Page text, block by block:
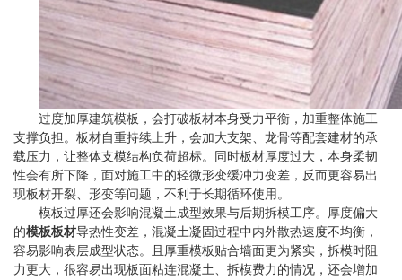
过度加厚建筑模板，会打破板材本身受力平衡，加重整体施工
支撑负担。板材自重持续上升，会加大支架、龙骨等配套建材的承
载压力，让整体支模结构负荷超标。同时板材厚度过大，本身柔韧
性会有所下降，面对施工中的轻微形变缓冲力变差，反而更容易出
现板材开裂、形变等问题，不利于长期循环使用。
模板过厚还会影响混凝土成型效果与后期拆模工序。厚度偏大
的模板板材导热性变差，混凝土凝固过程中内外散热速度不均衡，
容易影响表层成型状态。且厚重模板贴合墙面更为紧实，拆模时阻
力更大，很容易出现板面粘连混凝土、拆模费力的情况，还会增加